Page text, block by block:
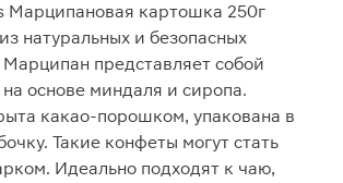
Марципановая картошка 250г
натуральных и безопасных
представляет собой
основе миндаля и сиропа.
какао-порошком, упакована в
Такие конфеты могут стать
Идеально подходят к чаю,